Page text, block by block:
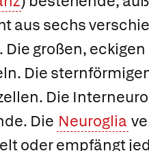
aus sechs
großen, eckigen
Die
Die
Die Neuroglia
oder empfängt